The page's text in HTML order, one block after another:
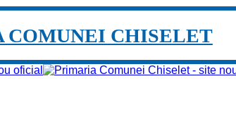
COMUNEI CHISELET